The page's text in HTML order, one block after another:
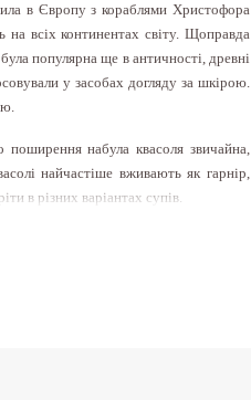
в Європу з кораблями Христофора
на всіх континентах світу. Щоправда
популярна ще в античності, древні
у засобах догляду за шкірою.
поширення набула квасоля звичайна,
найчастіше вживають як гарнір,
в різних варіантах супів.
Америки.